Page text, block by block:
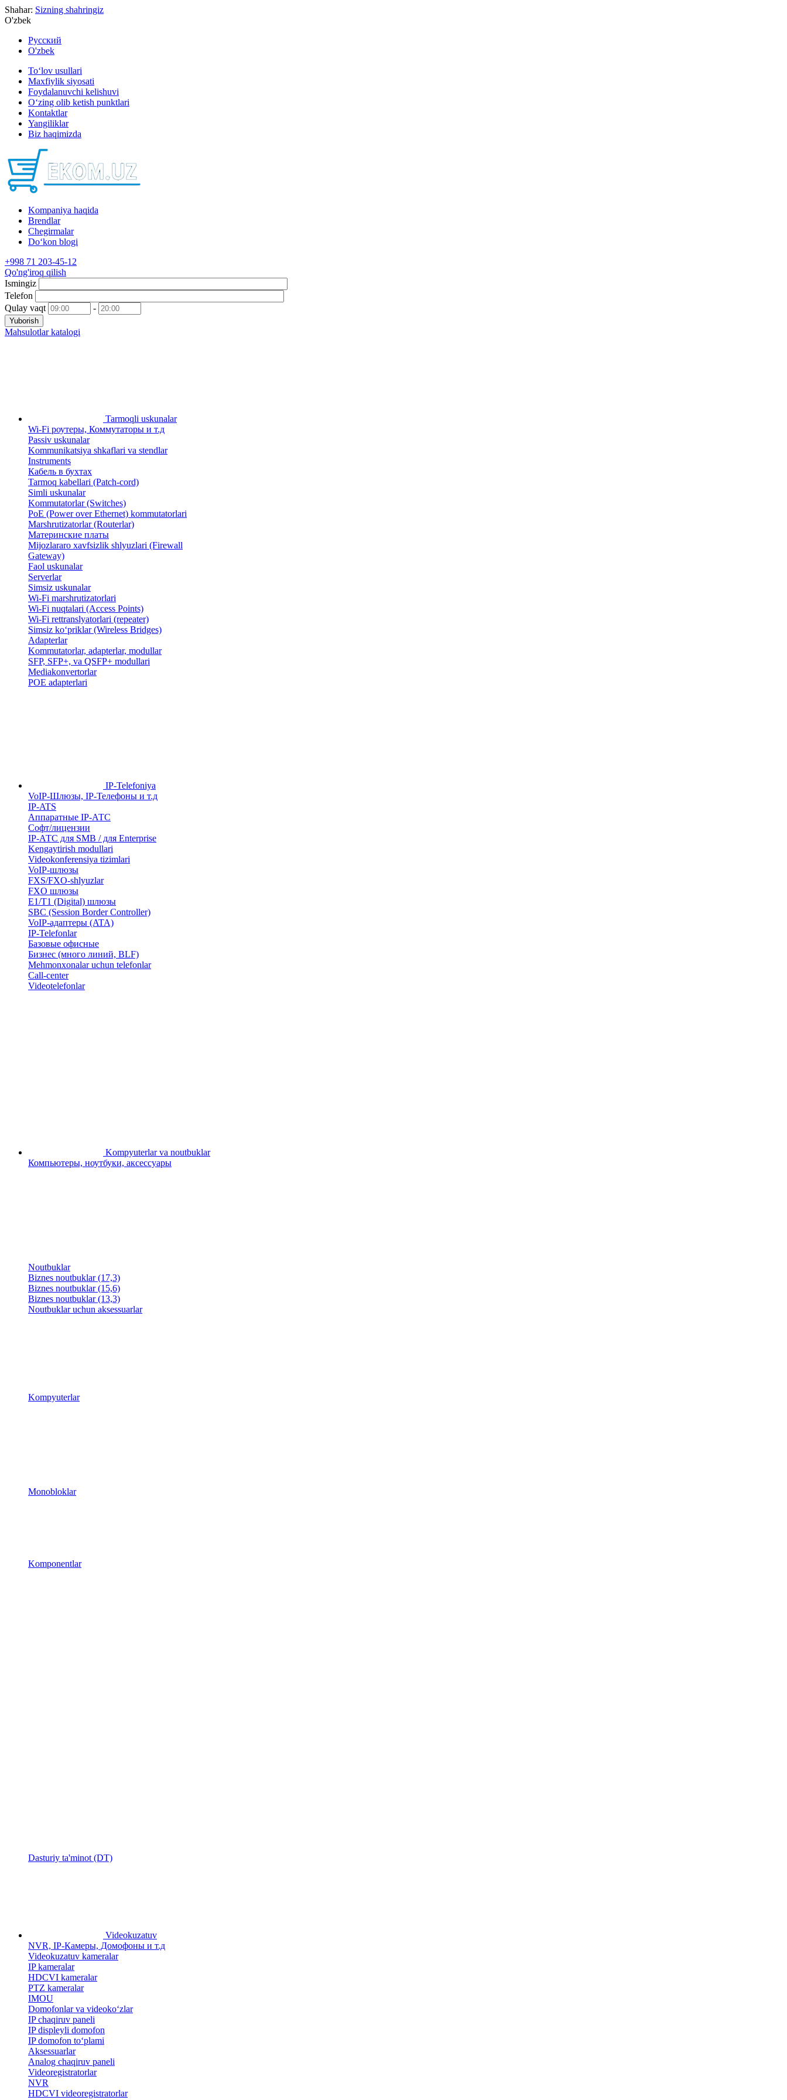
Shahar: Sizning shahringiz
O'zbek
Русский
O'zbek
To‘lov usullari
Maxfiylik siyosati
Foydalanuvchi kelishuvi
O‘zing olib ketish punktlari
Kontaktlar
Yangiliklar
Biz haqimizda
Kompaniya haqida
Brendlar
Chegirmalar
Do‘kon blogi
+998 71 203-45-12
Qo'ng'iroq qilish
Ismingiz
Telefon
Qulay vaqt
-
Yuborish
Mahsulotlar katalogi
Tarmoqli uskunalar
Wi-Fi роутеры, Коммутаторы и т.д
Passiv uskunalar
Kommunikatsiya shkaflari va stendlar
Instruments
Кабель в бухтах
Tarmoq kabellari (Patch-cord)
Simli uskunalar
Kommutatorlar (Switches)
PoE (Power over Ethernet) kommutatorlari
Marshrutizatorlar (Routerlar)
Материнские платы
Mijozlararo xavfsizlik shlyuzlari (Firewall
Gateway)
Faol uskunalar
Serverlar
Simsiz uskunalar
Wi-Fi marshrutizatorlari
Wi-Fi nuqtalari (Access Points)
Wi-Fi rettranslyatorlari (repeater)
Simsiz ko‘priklar (Wireless Bridges)
Adapterlar
Kommutatorlar, adapterlar, modullar
SFP, SFP+, va QSFP+ modullari
Mediakonvertorlar
POE adapterlari
IP-Telefoniya
VoIP-Шлюзы, IP-Телефоны и т.д
IP-ATS
Аппаратные IP-АТС
Софт/лицензии
IP-АТС для SMB / для Enterprise
Kengaytirish modullari
Videokonferensiya tizimlari
VoIP-шлюзы
FXS/FXO-shlyuzlar
FXO шлюзы
E1/T1 (Digital) шлюзы
SBC (Session Border Controller)
VoIP-адаптеры (ATA)
IP-Telefonlar
Базовые офисные
Бизнес (много линий, BLF)
​Mehmonxonalar uchun telefonlar
Call-center
​Videotelefonlar
Kompyuterlar va noutbuklar
Компьютеры, ноутбуки, аксессуары
Noutbuklar
Biznes noutbuklar (17,3)
Biznes noutbuklar (15,6)
Biznes noutbuklar (13,3)
Noutbuklar uchun aksessuarlar
Kompyuterlar
Monobloklar
Komponentlar
Dasturiy ta'minot (DT)
Videokuzatuv
NVR, IP-Камеры, Домофоны и т.д
Videokuzatuv kameralar
IP kameralar
HDCVI kameralar
PTZ kameralar
IMOU
​Domofonlar va videoko‘zlar
IP chaqiruv paneli
IP displeyli domofon
IP domofon to‘plami
Aksessuarlar
Analog chaqiruv paneli
Videoregistratorlar
NVR
HDCVI videoregistratorlar